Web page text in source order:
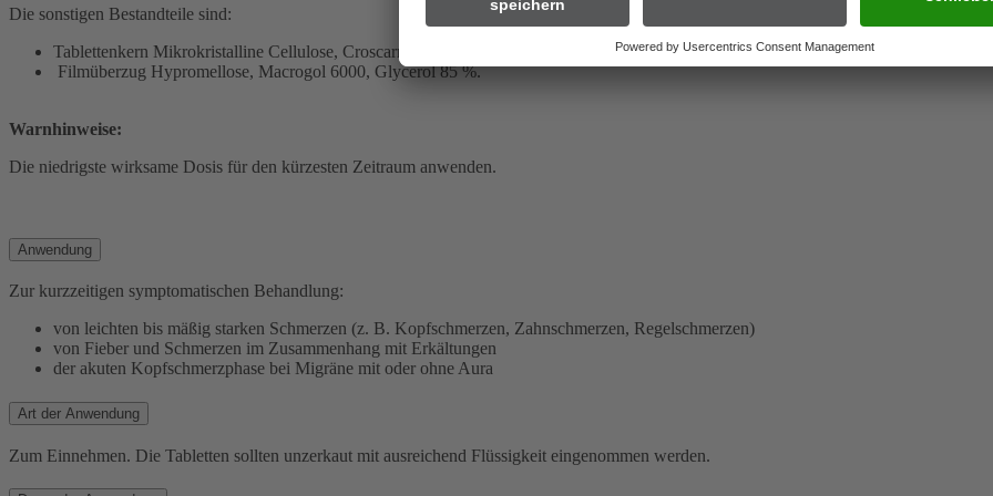
Die sonstigen Bestandteile sind:
Tablettenkern Mikrokristalline Cellulose, Croscarmellose-Natrium, Talkum, Hochdisperses Siliciumdioxid, Magnesiumstearat
Filmüberzug Hypromellose, Macrogol 6000, Glycerol 85 %.
Warnhinweise:
Die niedrigste wirksame Dosis für den kürzesten Zeitraum anwenden.
Anwendung
Zur kurzzeitigen symptomatischen Behandlung:
von leichten bis mäßig starken Schmerzen (z. B. Kopfschmerzen, Zahnschmerzen, Regelschmerzen)
von Fieber und Schmerzen im Zusammenhang mit Erkältungen
der akuten Kopfschmerzphase bei Migräne mit oder ohne Aura
Art der Anwendung
Zum Einnehmen. Die Tabletten sollten unzerkaut mit ausreichend Flüssigkeit eingenommen werden.